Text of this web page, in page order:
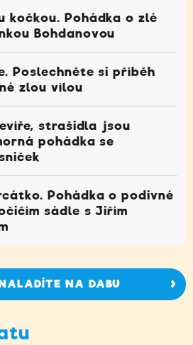
kočkou. Pohádka o zlé
Bohdanovou
Poslechněte si příběh
zlou vílou
strašidla jsou
pohádka se
Pohádka o podivné
sádle s Jiřím
NA DABU